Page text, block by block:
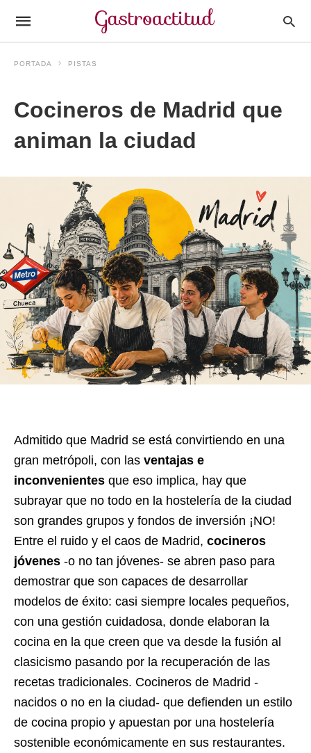
PORTADA PISTAS
Cocineros de Madrid que
animan la ciudad
Admitido que Madrid se está convirtiendo en una
gran metrópoli, con las ventajas e
inconvenientes que eso implica, hay que
subrayar que no todo en la hostelería de la ciudad
son grandes grupos y fondos de inversión ¡NO!
Entre el ruido y el caos de Madrid, cocineros
jóvenes -o no tan jóvenes- se abren paso para
demostrar que son capaces de desarrollar
modelos de éxito: casi siempre locales pequeños,
con una gestión cuidadosa, donde elaboran la
cocina en la que creen que va desde la fusión al
clasicismo pasando por la recuperación de las
recetas tradicionales. Cocineros de Madrid -
nacidos o no en la ciudad- que defienden un estilo
de cocina propio y apuestan por una hostelería
sostenible económicamente en sus restaurantes.